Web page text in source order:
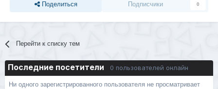
Поделиться Подписчики 0
Перейти к списку тем
Последние посетители 0 пользователей онлайн
Ни одного зарегистрированного пользователя не просматривает